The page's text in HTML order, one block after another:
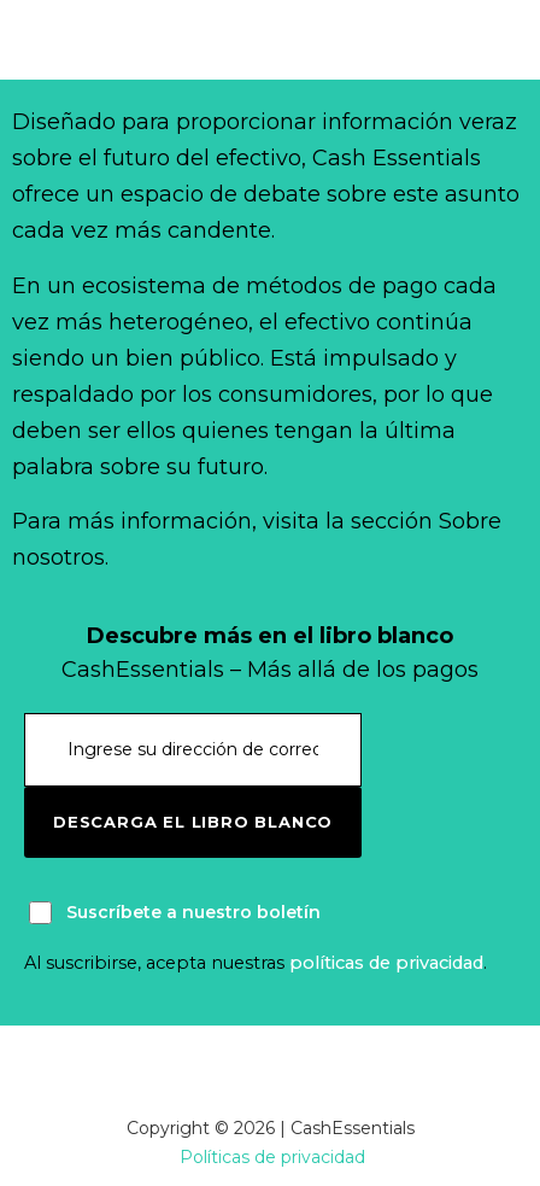
Descubre más en el libro blanco
CashEssentials – Más allá de los pagos
DESCARGA EL LIBRO BLANCO
Suscríbete a nuestro boletín
Al suscribirse, acepta nuestras políticas de privacidad.
Diseñado para proporcionar información veraz
sobre el futuro del efectivo, Cash Essentials
ofrece un espacio de debate sobre este asunto
cada vez más candente.
En un ecosistema de métodos de pago cada
vez más heterogéneo, el efectivo continúa
siendo un bien público. Está impulsado y
respaldado por los consumidores, por lo que
deben ser ellos quienes tengan la última
palabra sobre su futuro.
Para más información, visita la sección Sobre
nosotros.
Copyright © 2026 | CashEssentials
Políticas de privacidad